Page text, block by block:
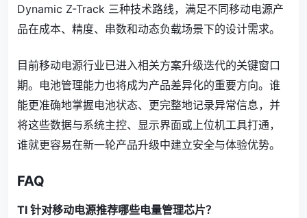
Dynamic Z-Track 三种技术路线，满足不同移动电源产
品在成本、精度、串数和动态负载场景下的设计需求。
目前移动电源行业已进入相关方案升级迭代的关键窗口
期。电池管理能力也将成为产品差异化的重要方向。谁
能更准确地掌握电池状态、更完整地记录异常信息，并
将这些数据与系统主控、显示界面或上位机工具打通，
谁就更容易在新一轮产品升级中建立安全与体验优势。
FAQ
TI 针对移动电源推荐哪些电量管理芯片？